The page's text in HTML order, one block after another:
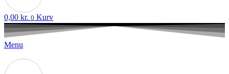
0,00 kr. 0 Kurv
Menu